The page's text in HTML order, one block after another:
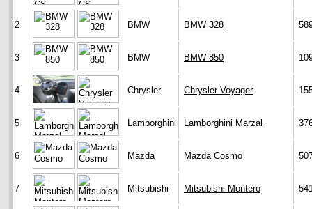
2 BMW BMW 328
3 BMW BMW 850
4 Chrysler Chrysler Voyager
5 Lamborghini Lamborghini Marzal
6 Mazda Mazda Cosmo
7 Mitsubishi Mitsubishi Montero